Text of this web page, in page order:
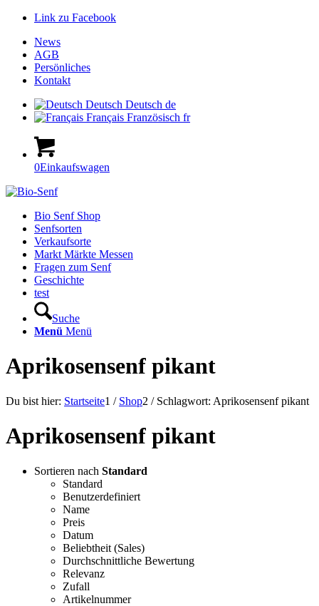
Link zu Facebook
News
AGB
Persönliches
Kontakt
Deutsch Deutsch de
Français Französisch fr
0Einkaufswagen
Hauptnavigation
Bio Senf Shop
Senfsorten
Verkaufsorte
Markt Märkte Messen
Fragen zum Senf
Geschichte
test
Suche
Menü Menü
Aprikosensenf pikant
Du bist hier: Startseite1 / Shop2 / Schlagwort: Aprikosensenf pikant
Aprikosensenf pikant
Sortieren nach Standard
Standard
Benutzerdefiniert
Name
Preis
Datum
Beliebtheit (Sales)
Durchschnittliche Bewertung
Relevanz
Zufall
Artikelnummer